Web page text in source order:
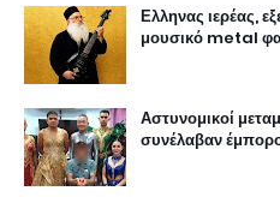
Ελληνας ιερέας,
μουσικό metal
Αστυνομικοί
συνέλαβαν